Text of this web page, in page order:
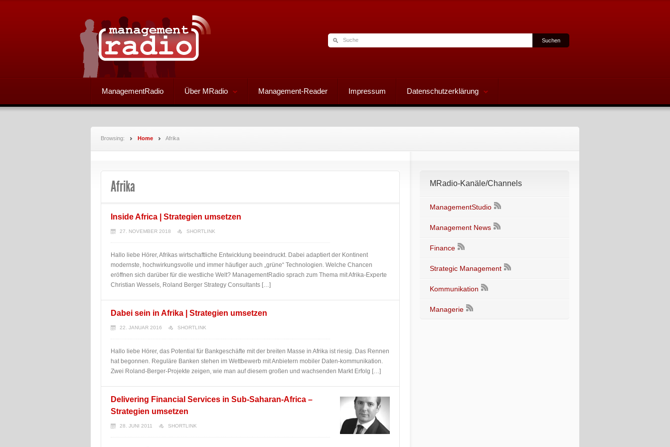
ManagementRadio Über MRadio Management-Reader Impressum Datenschutzerklärung
Browsing: Home Afrika
Afrika
Inside Africa | Strategien umsetzen
27. NOVEMBER 2018 SHORTLINK
Hallo liebe Hörer, Afrikas wirtschaftliche Entwicklung beeindruckt. Dabei adaptiert der Kontinent
modernste, hochwirkungsvolle und immer häufiger auch „grüne“ Technologien. Welche Chancen
eröffnen sich darüber für die westliche Welt? ManagementRadio sprach zum Thema mit Afrika-Experte
Christian Wessels, Roland Berger Strategy Consultants […]
Dabei sein in Afrika | Strategien umsetzen
22. JANUAR 2016 SHORTLINK
Hallo liebe Hörer, das Potential für Bankgeschäfte mit der breiten Masse in Afrika ist riesig. Das Rennen
hat begonnen. Reguläre Banken stehen im Wettbewerb mit Anbietern mobiler Daten-kommunikation.
Zwei Roland-Berger-Projekte zeigen, wie man auf diesem großen und wachsenden Markt Erfolg […]
Delivering Financial Services in Sub-Saharan-Africa –
Strategien umsetzen
28. JUNI 2011 SHORTLINK
MRadio-Kanäle/Channels
ManagementStudio
Management News
Finance
Strategic Management
Kommunikation
Managerie